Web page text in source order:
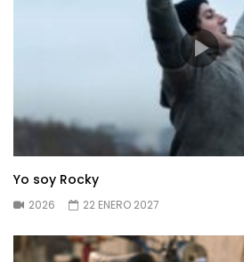
Yo soy Rocky
2026 22 ENERO 2027